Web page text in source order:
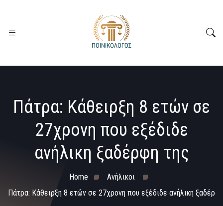
Πάτρα: Κάθειρξη 8 ετών σε
27χρονη που εξέδιδε
ανήλικη ξαδέρφη της
Home
Ανήλικοι
Πάτρα: Κάθειρξη 8 ετών σε 27χρονη που εξέδιδε ανήλικη ξαδέρ